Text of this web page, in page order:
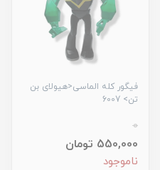
فیگور کله الماسی<هیولای بن
تن> 6007
0
550,000 تومان
ناموجود